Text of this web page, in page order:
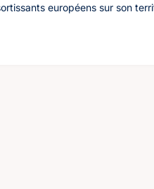
européens sur son